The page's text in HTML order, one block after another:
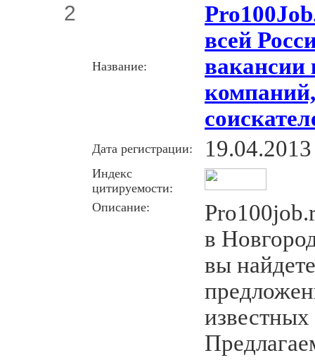
2
Название:
всей
Дата регистрации: 19.04.2013
Индекс
цитируемости:
Описание:
в
вы